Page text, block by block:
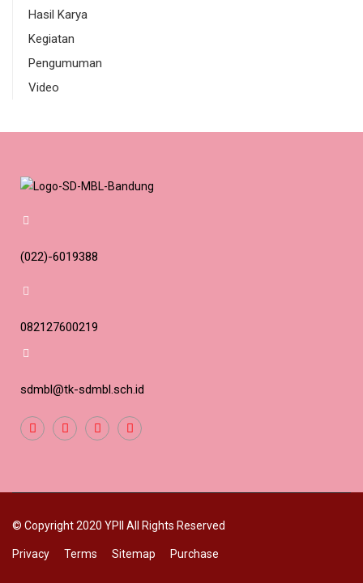
Hasil Karya
Kegiatan
Pengumuman
Video
(022)-6019388
082127600219
sdmbl@tk-sdmbl.sch.id
© Copyright 2020 YPII All Rights Reserved
Privacy Terms Sitemap Purchase